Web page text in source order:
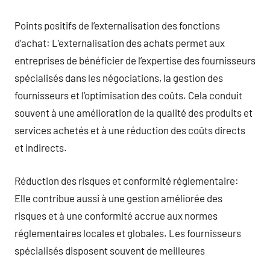
Points positifs de l’externalisation des fonctions
d’achat: L’externalisation des achats permet aux
entreprises de bénéficier de l’expertise des fournisseurs
spécialisés dans les négociations, la gestion des
fournisseurs et l’optimisation des coûts. Cela conduit
souvent à une amélioration de la qualité des produits et
services achetés et à une réduction des coûts directs
et indirects.
Réduction des risques et conformité réglementaire:
Elle contribue aussi à une gestion améliorée des
risques et à une conformité accrue aux normes
réglementaires locales et globales. Les fournisseurs
spécialisés disposent souvent de meilleures